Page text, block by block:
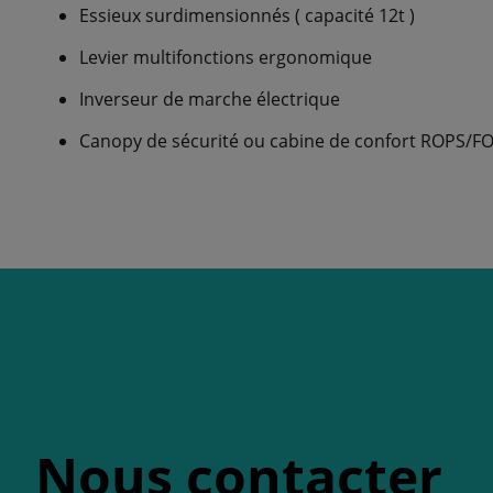
Essieux surdimensionnés ( capacité 12t )
Levier multifonctions ergonomique
Inverseur de marche électrique
Canopy de sécurité ou cabine de confort ROPS/
Nous contacter